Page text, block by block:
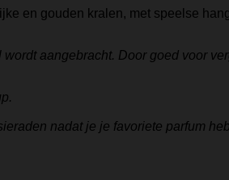
en gouden kralen, met speelse
aangebracht. Door goed voor
nadat je je favoriete parfum